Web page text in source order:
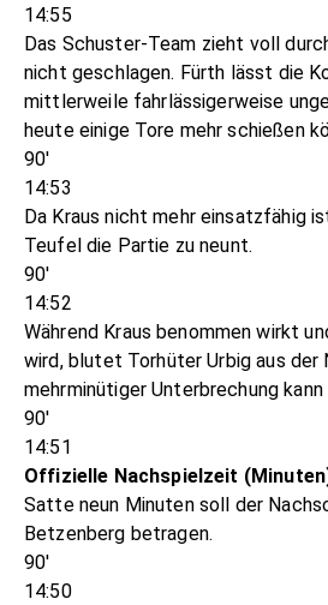
14:55
Das Schuster-Team zieht voll
nicht geschlagen. Fürth lässt die
mittlerweile fahrlässigerweise
heute einige Tore mehr schießen
90'
14:53
Da Kraus nicht mehr einsatzfähig
Teufel die Partie zu neunt.
90'
14:52
Während Kraus benommen wirkt
wird, blutet Torhüter Urbig aus der
mehrminütiger Unterbrechung
90'
14:51
Offizielle Nachspielzeit
Satte neun Minuten soll der
Betzenberg betragen.
90'
14:50